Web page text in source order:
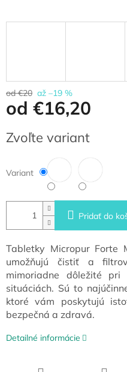
od €20 až –19 %
od €16,20
cena:
Zvoľte variant
Variant
Pridať do
Tabletky Micropur Forte
umožňujú čistiť a
mimoriadne dôležité
situáciách. Sú to
ktoré vám poskytujú
bezpečná a zdravá.
Detailné informácie